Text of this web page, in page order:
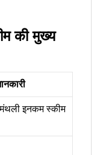
की मुख्य
इनकम स्कीम